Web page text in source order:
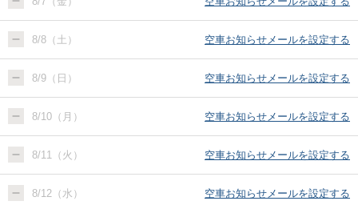
8/8（土） 空車お知らせメールを設定する
8/9（日） 空車お知らせメールを設定する
8/10（月） 空車お知らせメールを設定する
8/11（火） 空車お知らせメールを設定する
8/12（水） 空車お知らせメールを設定する